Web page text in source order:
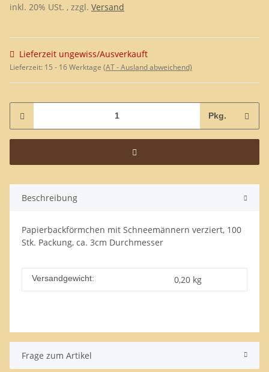
inkl. 20% USt. , zzgl. Versand
Lieferzeit ungewiss/Ausverkauft
Lieferzeit: 15 - 16 Werktage (AT - Ausland abweichend)
Pkg.
Beschreibung
Papierbackförmchen mit Schneemännern verziert, 100
Stk. Packung, ca. 3cm Durchmesser
Versandgewicht: 0,20 kg
Frage zum Artikel